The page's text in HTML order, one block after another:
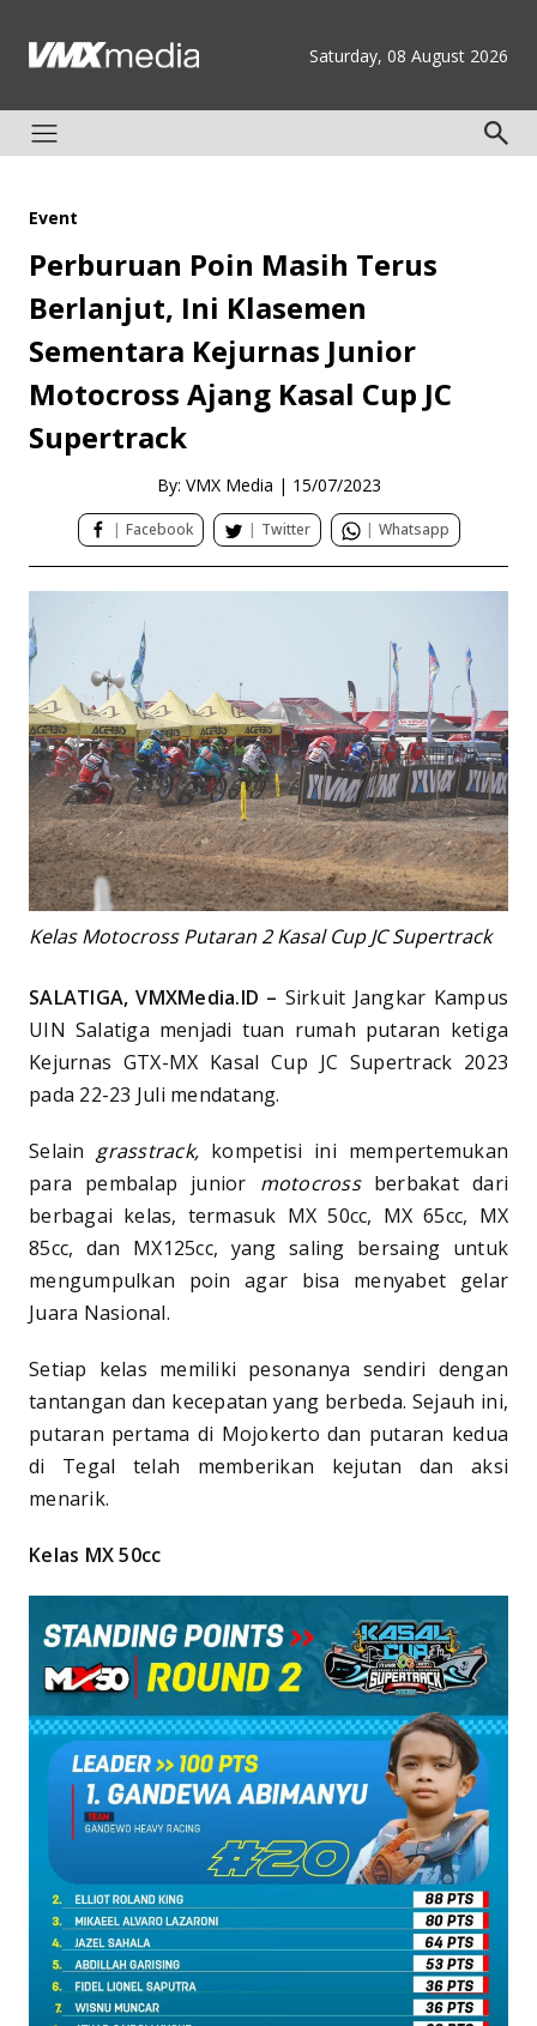
Saturday, 08 August 2026
Event
Perburuan Poin Masih Terus
Berlanjut, Ini Klasemen
Sementara Kejurnas Junior
Motocross Ajang Kasal Cup JC
Supertrack
By: VMX Media | 15/07/2023
| Facebook | Twitter | Whatsapp
Kelas Motocross Putaran 2 Kasal Cup JC Supertrack
SALATIGA, VMXMedia.ID – Sirkuit Jangkar Kampus
UIN Salatiga menjadi tuan rumah putaran ketiga
Kejurnas GTX-MX Kasal Cup JC Supertrack 2023
pada 22-23 Juli mendatang.
Selain grasstrack, kompetisi ini mempertemukan
para pembalap junior motocrossberbakat dari
berbagai kelas, termasuk MX 50cc, MX 65cc, MX
85cc, dan MX125cc, yang saling bersaing untuk
mengumpulkan poin agar bisa menyabet gelar
Juara Nasional.
Setiap kelas memiliki pesonanya sendiri dengan
tantangan dan kecepatan yang berbeda. Sejauh ini,
putaran pertama di Mojokerto dan putaran kedua
di Tegal telah memberikan kejutan dan aksi
menarik.
Kelas MX 50cc